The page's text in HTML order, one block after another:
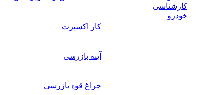
کارشناسی
خودرو
کار اکسپرت
آینه بازرسی
چراغ قوه بازرسی